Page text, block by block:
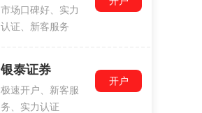
市场口碑好、实力
认证、新客服务
银泰证券
极速开户、新客服
务、实力认证
开户